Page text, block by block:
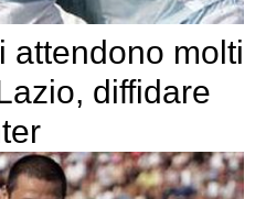
attendono molti
diffidare